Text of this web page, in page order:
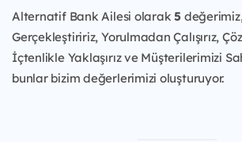
Alternatif Bank Ailesi olarak5
Gerçekleştiririz, Yorulmadan Çalışırız,
İçtenlikle Yaklaşırız ve Müşterilerimizi
bunlar bizim değerlerimizi oluşturuyor.